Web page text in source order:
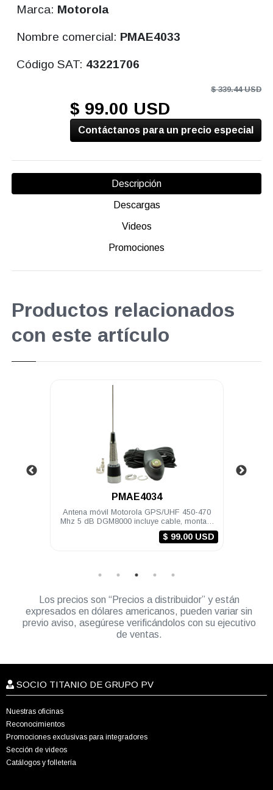
Marca: Motorola
Nombre comercial: PMAE4033
Código SAT: 43221706
$ 339.44 USD
$ 99.00 USD
Contáctanos para un precio especial
Descripción
Descargas
Videos
Promociones
Productos relacionados
con este artículo
PMAE4034
Antena móvil Motorola GPS/UHF 450-470
Mhz 5 dB DGM8000 incluye cable, montaje
y conectores
$ 99.00 USD
Los precios son “Precios a distribuidor” y están
expresados en dólares americanos, pueden variar sin
previo aviso, asegúrese verificándolos con su ejecutivo
de ventas.
SOCIO TITANIO DE GRUPO PV
Nuestras oficinas
Reconocimientos
Promociones exclusivas para integradores
Sección de videos
Catálogos y folletería